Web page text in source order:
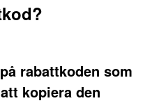
rabattkoden som
kopiera den